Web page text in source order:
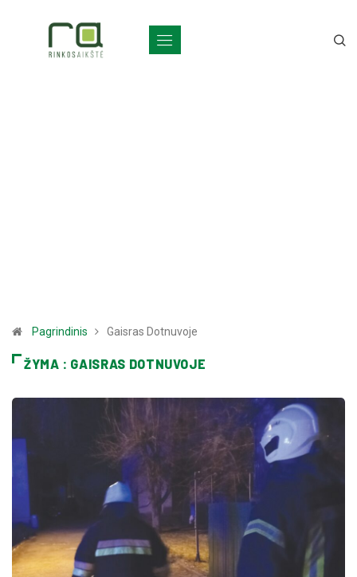
Pagrindinis Gaisras Dotnuvoje
ŽYMA : GAISRAS DOTNUVOJE